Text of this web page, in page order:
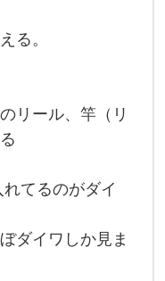
る。
リール、竿（リ
てるのがダイ
ダイワしか見ま